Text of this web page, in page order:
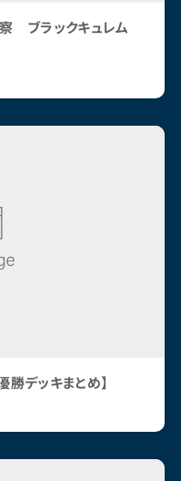
ブラックキュレム
デッキまとめ】